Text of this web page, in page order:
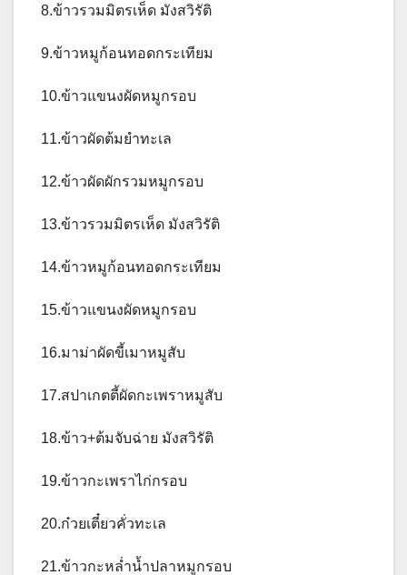
8.ข้าวรวมมิตรเห็ด มังสวิรัติ
9.ข้าวหมูก้อนทอดกระเทียม
10.ข้าวแขนงผัดหมูกรอบ
11.ข้าวผัดต้มยำทะเล
12.ข้าวผัดผักรวมหมูกรอบ
13.ข้าวรวมมิตรเห็ด มังสวิรัติ
14.ข้าวหมูก้อนทอดกระเทียม
15.ข้าวแขนงผัดหมูกรอบ
16.มาม่าผัดขี้เมาหมูสับ
17.สปาเกตตี้ผัดกะเพราหมูสับ
18.ข้าว+ต้มจับฉ่าย มังสวิรัติ
19.ข้าวกะเพราไก่กรอบ
20.ก๋วยเตี๋ยวคั่วทะเล
21.ข้าวกะหล่ำน้ำปลาหมูกรอบ